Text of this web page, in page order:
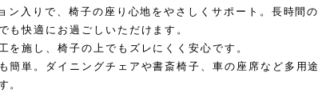
ン入りで、椅子の座り心地をやさしくサポート。長時間の
も快適にお過ごしいただけます。
を施し、椅子の上でもズレにくく安心です。
簡単。ダイニングチェアや書斎椅子、車の座席など多用途
。